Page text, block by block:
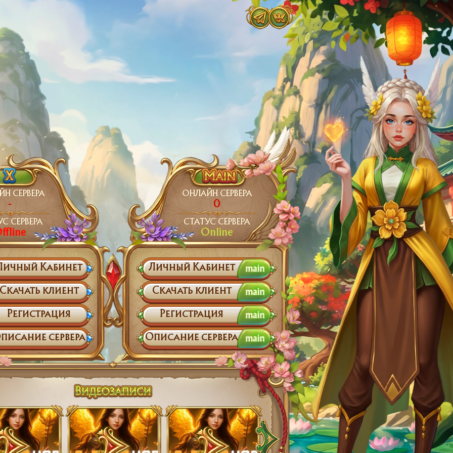
СЕРВЕРА
-
СЕРВЕРА
Кабинет
клиент
Регистрация
сервера
ОНЛАЙН СЕРВЕРА
0
СТАТУС СЕРВЕРА
Online
Личный Кабинет
Скачать клиент
Регистрация
Описание сервера